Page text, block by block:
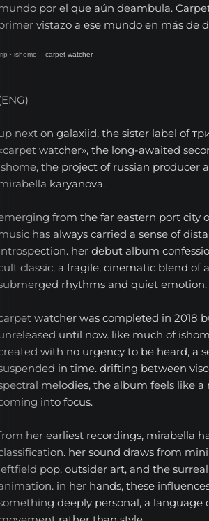
EL
Noticias
Opinión
Entrevistas
Musica
Tecnologia
Nosotros
por el que aún deambula.
vistazo a ese mundo en más de
· ishome – carpet watcher
next on galaxiid, the sister label of
watcher», the long-awaited
the project of russian producer
karyanova.
from the far eastern port city
has always carried a sense of
her debut album
classic, a fragile, cinematic blend of
rhythms and quiet emotion.
watcher was completed in 2018
until now. like much of
with no urgency to be heard, a
in time. drifting between
melodies, the album feels like a
into focus.
her earliest recordings, mirabella
her sound draws from
pop, outsider art, and the
in her hands, these
deeply personal, a language